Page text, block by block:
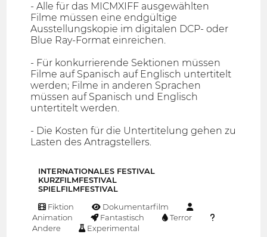
- Alle für das MICMXIFF ausgewählten
Filme müssen eine endgültige
Ausstellungskopie im digitalen DCP- oder
Blue Ray-Format einreichen.
- Für konkurrierende Sektionen müssen
Filme auf Spanisch auf Englisch untertitelt
werden; Filme in anderen Sprachen
müssen auf Spanisch und Englisch
untertitelt werden.
- Die Kosten für die Untertitelung gehen zu
Lasten des Antragstellers.
INTERNATIONALES FESTIVAL
KURZFILMFESTIVAL
SPIELFILMFESTIVAL
Fiktion
Dokumentarfilm
Animation
Fantastisch
Terror
Andere
Experimental